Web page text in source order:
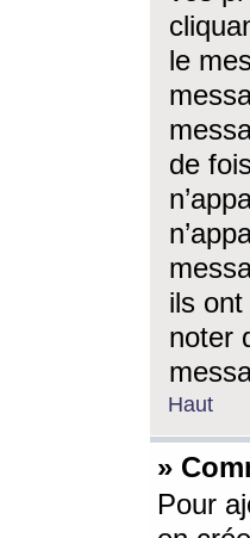
le
de
ils
noter
Haut
»
Pour